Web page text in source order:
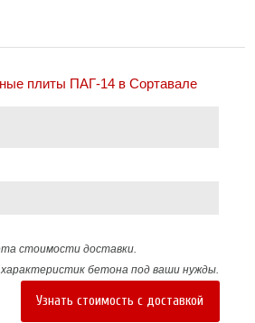
плиты ПАГ-14 в Сортавале
стоимости доставки.
бетона под ваши нужды.
Узнать стоимость с доставкой